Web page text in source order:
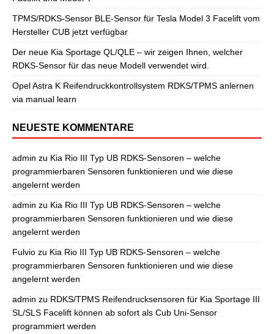
TPMS/RDKS-Sensor BLE-Sensor für Tesla Model 3 Facelift vom
Hersteller CUB jetzt verfügbar
Der neue Kia Sportage QL/QLE – wir zeigen Ihnen, welcher
RDKS-Sensor für das neue Modell verwendet wird.
Opel Astra K Reifendruckkontrollsystem RDKS/TPMS anlernen
via manual learn
NEUESTE KOMMENTARE
admin zu Kia Rio III Typ UB RDKS-Sensoren – welche
programmierbaren Sensoren funktionieren und wie diese
angelernt werden
admin zu Kia Rio III Typ UB RDKS-Sensoren – welche
programmierbaren Sensoren funktionieren und wie diese
angelernt werden
Fulvio zu Kia Rio III Typ UB RDKS-Sensoren – welche
programmierbaren Sensoren funktionieren und wie diese
angelernt werden
admin zu RDKS/TPMS Reifendrucksensoren für Kia Sportage III
SL/SLS Facelift können ab sofort als Cub Uni-Sensor
programmiert werden